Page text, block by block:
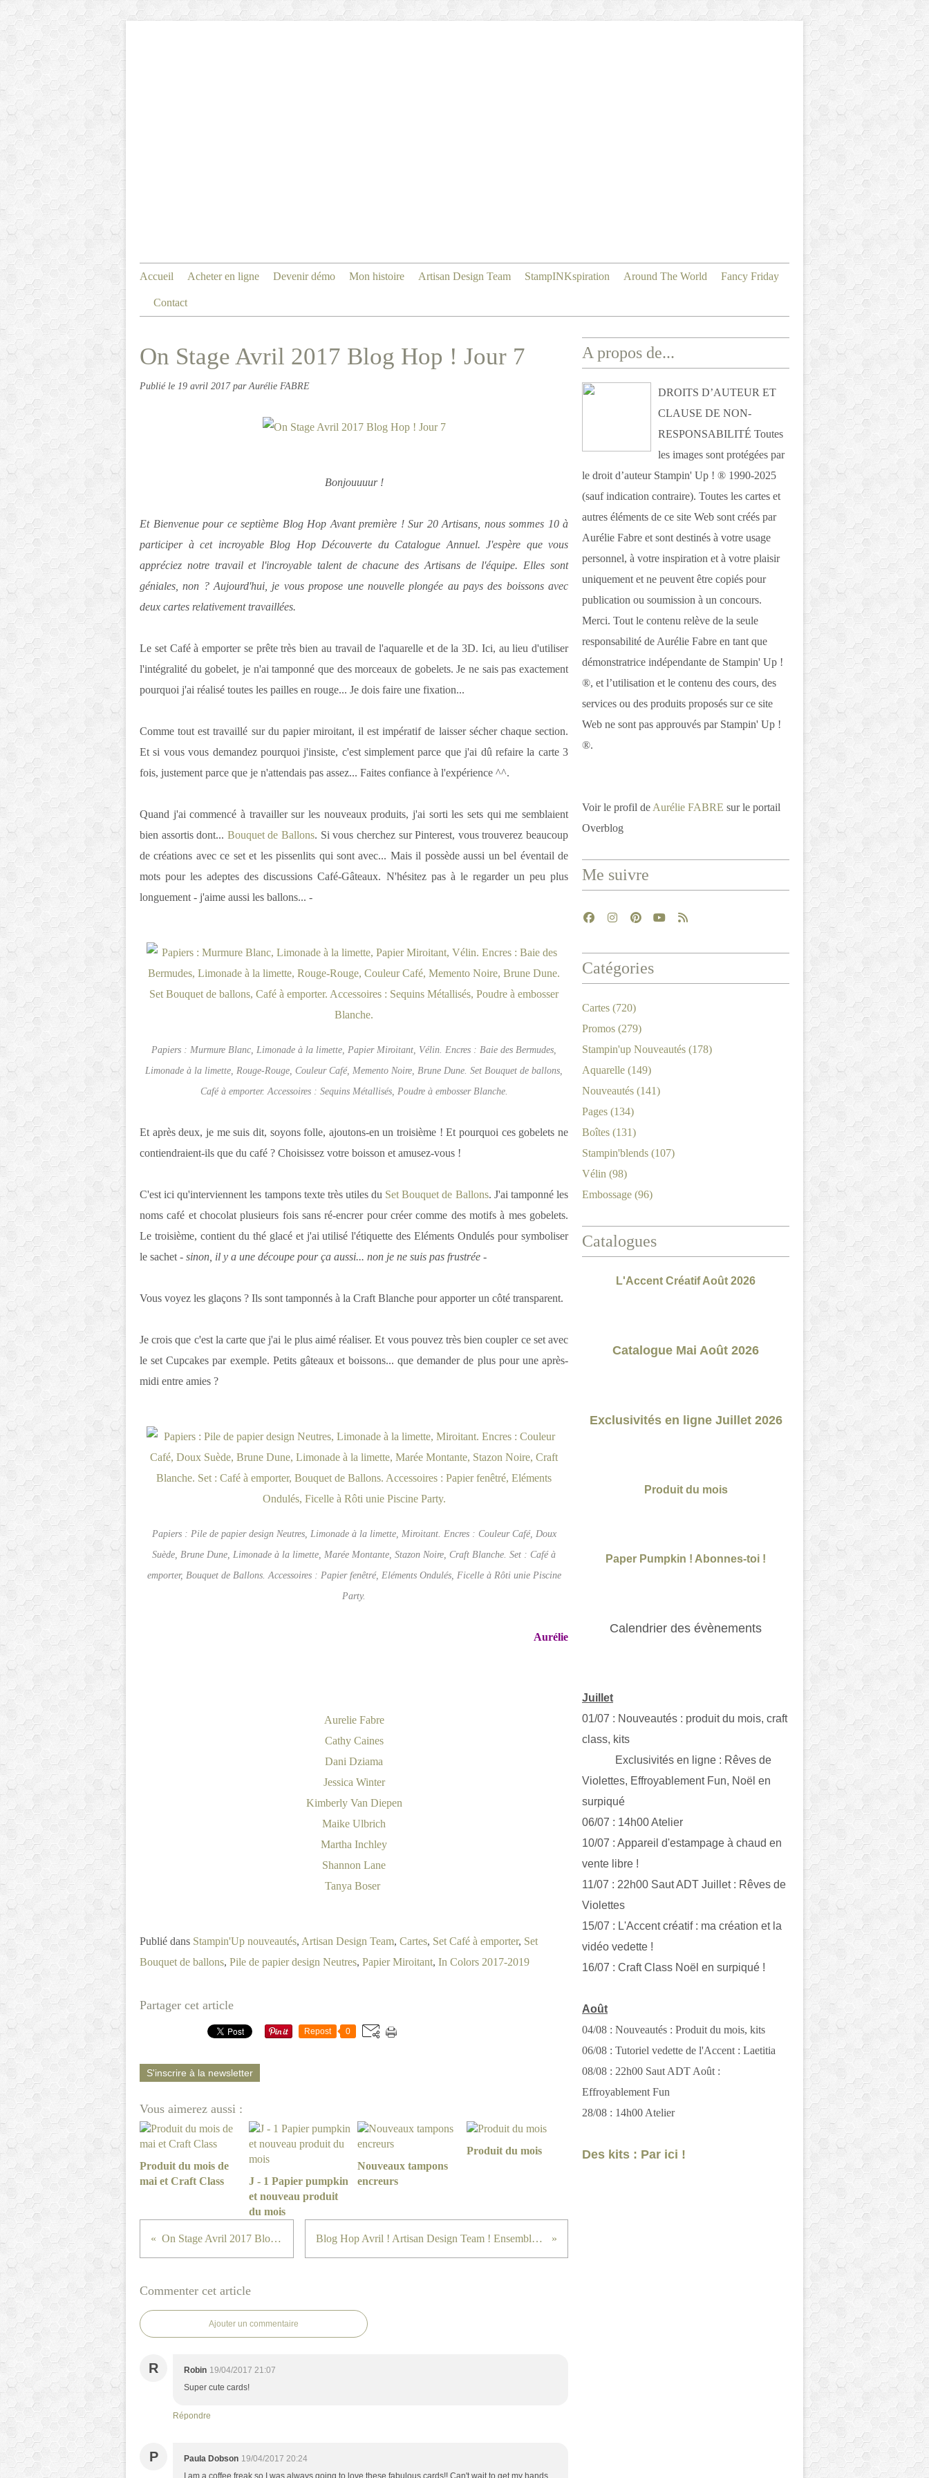
Accueil Acheter en ligne Devenir démo Mon histoire Artisan Design Team StampINKspiration Around The World Fancy Friday
Contact
On Stage Avril 2017 Blog Hop ! Jour 7
Publié le 19 avril 2017par Aurélie FABRE
Bonjouuuur !
Et Bienvenue pour ce septième Blog Hop Avant première ! Sur 20 Artisans, nous sommes 10 à
participer à cet incroyable Blog Hop Découverte du Catalogue Annuel. J'espère que vous
appréciez notre travail et l'incroyable talent de chacune des Artisans de l'équipe. Elles sont
géniales, non ? Aujourd'hui, je vous propose une nouvelle plongée au pays des boissons avec
deux cartes relativement travaillées.
Le set Café à emporter se prête très bien au travail de l'aquarelle et de la 3D. Ici, au lieu d'utiliser
l'intégralité du gobelet, je n'ai tamponné que des morceaux de gobelets. Je ne sais pas exactement
pourquoi j'ai réalisé toutes les pailles en rouge... Je dois faire une fixation...
Comme tout est travaillé sur du papier miroitant, il est impératif de laisser sécher chaque section.
Et si vous vous demandez pourquoi j'insiste, c'est simplement parce que j'ai dû refaire la carte 3
fois, justement parce que je n'attendais pas assez... Faites confiance à l'expérience ^^.
Quand j'ai commencé à travailler sur les nouveaux produits, j'ai sorti les sets qui me semblaient
bien assortis dont... Bouquet de Ballons. Si vous cherchez sur Pinterest, vous trouverez beaucoup
de créations avec ce set et les pissenlits qui sont avec... Mais il possède aussi un bel éventail de
mots pour les adeptes des discussions Café-Gâteaux. N'hésitez pas à le regarder un peu plus
longuement - j'aime aussi les ballons... -
Papiers : Murmure Blanc, Limonade à la limette, Papier Miroitant, Vélin. Encres : Baie des Bermudes,
Limonade à la limette, Rouge-Rouge, Couleur Café, Memento Noire, Brune Dune. Set Bouquet de ballons,
Café à emporter. Accessoires : Sequins Métallisés, Poudre à embosser Blanche.
Et après deux, je me suis dit, soyons folle, ajoutons-en un troisième ! Et pourquoi ces gobelets ne
contiendraient-ils que du café ? Choisissez votre boisson et amusez-vous !
C'est ici qu'interviennent les tampons texte très utiles du Set Bouquet de Ballons. J'ai tamponné les
noms café et chocolat plusieurs fois sans ré-encrer pour créer comme des motifs à mes gobelets.
Le troisième, contient du thé glacé et j'ai utilisé l'étiquette des Eléments Ondulés pour symboliser
le sachet - sinon, il y a une découpe pour ça aussi... non je ne suis pas frustrée -
Vous voyez les glaçons ? Ils sont tamponnés à la Craft Blanche pour apporter un côté transparent.
Je crois que c'est la carte que j'ai le plus aimé réaliser. Et vous pouvez très bien coupler ce set avec
le set Cupcakes par exemple. Petits gâteaux et boissons... que demander de plus pour une après-
midi entre amies ?
Papiers : Pile de papier design Neutres, Limonade à la limette, Miroitant. Encres : Couleur Café, Doux
Suède, Brune Dune, Limonade à la limette, Marée Montante, Stazon Noire, Craft Blanche. Set : Café à
emporter, Bouquet de Ballons. Accessoires : Papier fenêtré, Eléments Ondulés, Ficelle à Rôti unie Piscine
Party.
Aurélie
Aurelie Fabre
Cathy Caines
Dani Dziama
Jessica Winter
Kimberly Van Diepen
Maike Ulbrich
Martha Inchley
Shannon Lane
Tanya Boser
Publié dans Stampin'Up nouveautés, Artisan Design Team, Cartes, Set Café à emporter, Set
Bouquet de ballons, Pile de papier design Neutres, Papier Miroitant, In Colors 2017-2019
Partager cet article
Repost 0
S'inscrire à la newsletter
Vous aimerez aussi :
Produit du mois de
mai et Craft Class
J - 1 Papier pumpkin
et nouveau produit
du mois
Nouveaux tampons
encreurs
Produit du mois
On Stage Avril 2017 Blog Hop ! Jour 6 Blog Hop Avril ! Artisan Design Team ! Ensemble cadeaux Si Succulent !
Commenter cet article
Ajouter un commentaire
R Robin 19/04/2017 21:07
Super cute cards!
Répondre
P Paula Dobson 19/04/2017 20:24
I am a coffee freak so I was always going to love these fabulous cards!! Can't wait to get my hands
A propos de...
DROITS D’AUTEUR ET
CLAUSE DE NON-
RESPONSABILITÉ Toutes
les images sont protégées par
le droit d’auteur Stampin' Up ! ® 1990-2025
(sauf indication contraire). Toutes les cartes et
autres éléments de ce site Web sont créés par
Aurélie Fabre et sont destinés à votre usage
personnel, à votre inspiration et à votre plaisir
uniquement et ne peuvent être copiés pour
publication ou soumission à un concours.
Merci. Tout le contenu relève de la seule
responsabilité de Aurélie Fabre en tant que
démonstratrice indépendante de Stampin' Up !
®, et l’utilisation et le contenu des cours, des
services ou des produits proposés sur ce site
Web ne sont pas approuvés par Stampin' Up !
®.
Voir le profil de Aurélie FABRE sur le portail
Overblog
Me suivre
Catégories
Cartes (720)
Promos (279)
Stampin'up Nouveautés (178)
Aquarelle (149)
Nouveautés (141)
Pages (134)
Boîtes (131)
Stampin'blends (107)
Vélin (98)
Embossage (96)
Catalogues
L'Accent Créatif Août 2026
Catalogue Mai Août 2026
Exclusivités en ligne Juillet 2026
Produit du mois
Paper Pumpkin ! Abonnes-toi !
Calendrier des évènements
Juillet
01/07 : Nouveautés : produit du mois, craft
class, kits
Exclusivités en ligne : Rêves de
Violettes, Effroyablement Fun, Noël en
surpiqué
06/07 : 14h00 Atelier
10/07 : Appareil d'estampage à chaud en
vente libre !
11/07 : 22h00 Saut ADT Juillet : Rêves de
Violettes
15/07 : L'Accent créatif : ma création et la
vidéo vedette !
16/07 : Craft Class Noël en surpiqué !
Août
04/08 : Nouveautés : Produit du mois, kits
06/08 : Tutoriel vedette de l'Accent : Laetitia
08/08 : 22h00 Saut ADT Août :
Effroyablement Fun
28/08 : 14h00 Atelier
Des kits : Par ici !